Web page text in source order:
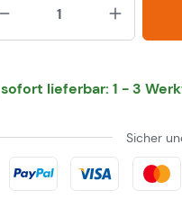
sofort lieferbar: 1 - 3
Sicher